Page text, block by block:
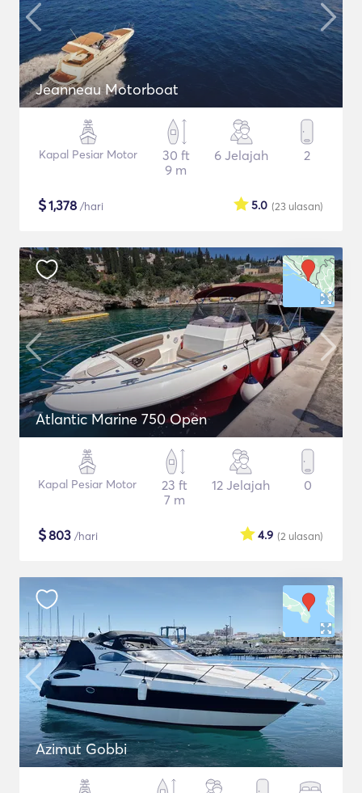
Jeanneau Motorboat
Kapal Pesiar Motor
30 ft
9 m
6 Jelajah 2
$1,378 /hari (23 ulasan)
5.0
Atlantic Marine 750 Open
Kapal Pesiar Motor
23 ft
7 m
12 Jelajah 0
$803 /hari (2 ulasan)
4.9
Azimut Gobbi